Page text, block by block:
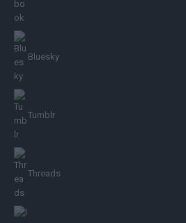
Bluesky
Tumblr
Threads